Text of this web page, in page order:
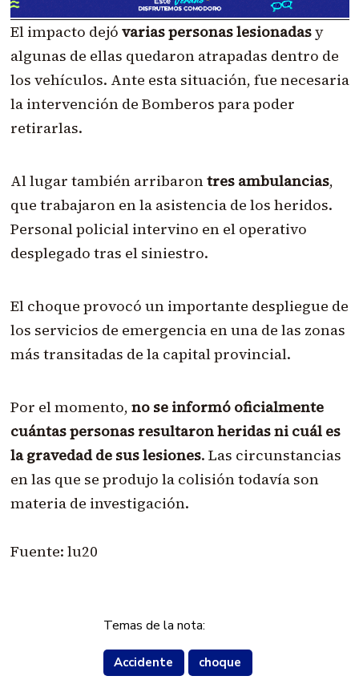
El impacto dejó varias personas lesionadasy
algunas de ellas quedaron atrapadas dentro de
los vehículos. Ante esta situación, fue necesaria
la intervención de Bomberos para poder
retirarlas.
Al lugar también arribarontres ambulancias,
que trabajaron en la asistencia de los heridos.
Personal policial intervino en el operativo
desplegado tras el siniestro.
El choque provocó un importante despliegue de
los servicios de emergencia en una de las zonas
más transitadas de la capital provincial.
Por el momento, no se informó oficialmente
cuántas personas resultaron heridas ni cuál es
la gravedad de sus lesiones. Las circunstancias
en las que se produjo la colisión todavía son
materia de investigación.
Fuente: lu20
Temas de la nota:
Accidente choque